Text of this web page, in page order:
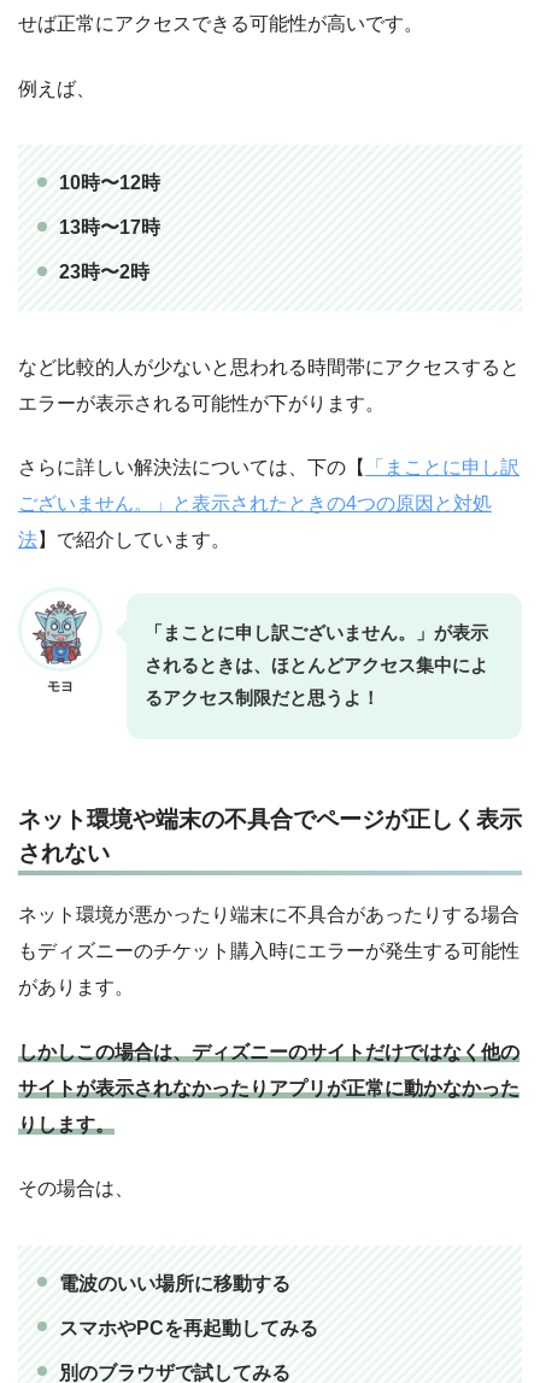
せば正常にアクセスできる可能性が高いです。
例えば、
10時〜12時
13時〜17時
23時〜2時
など比較的人が少ないと思われる時間帯にアクセスすると
エラーが表示される可能性が下がります。
さらに詳しい解決法については、下の【
「まことに申し訳
ございません。」と表示されたときの4つの原因と対処
法】で紹介しています。
モヨ
「まことに申し訳ございません。」が表示
されるときは、ほとんどアクセス集中によ
るアクセス制限だと思うよ！
ネット環境や端末の不具合でページが正しく表示
されない
ネット環境が悪かったり端末に不具合があったりする場合
もディズニーのチケット購入時にエラーが発生する可能性
があります。
しかしこの場合は、ディズニーのサイトだけではなく他の
サイトが表示されなかったりアプリが正常に動かなかった
りします。
その場合は、
電波のいい場所に移動する
スマホやPCを再起動してみる
別のブラウザで試してみる